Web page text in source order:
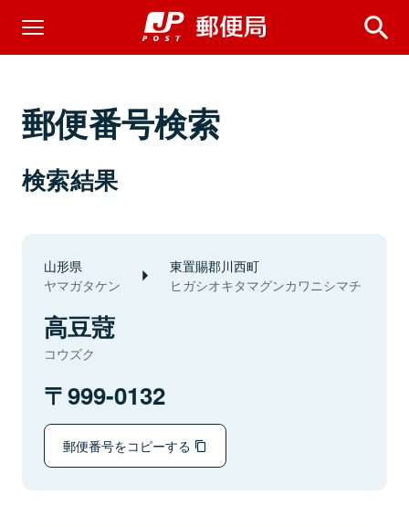
郵便番号検索
検索結果
山形県
ヤマガタケン
東置賜郡川西町
ヒガシオキタマグンカワニシマチ
高豆蒄
コウズク
999-0132
郵便番号をコピーする